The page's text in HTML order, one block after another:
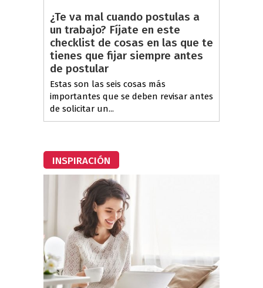
¿Te va mal cuando postulas a
un trabajo? Fíjate en este
checklist de cosas en las que te
tienes que fijar siempre antes
de postular
Estas son las seis cosas más
importantes que se deben revisar antes
de solicitar un...
INSPIRACIÓN